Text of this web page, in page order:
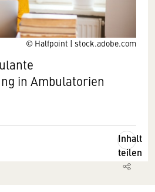
© Halfpoint | stock.adobe.com
in Ambulatorien
Inhalt
teilen